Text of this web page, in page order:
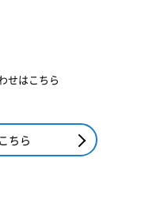
せはこちら
ちら